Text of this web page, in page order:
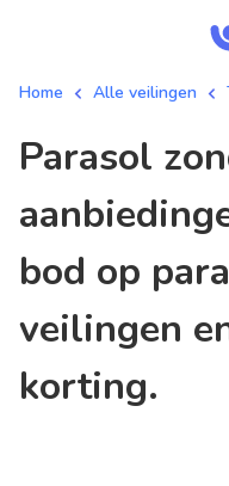
Home Alle veilingen
parasol zonder voet /
bod op
veilingen
korting.